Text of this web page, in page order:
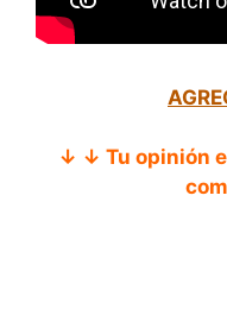
↓ ↓ Tu opinión